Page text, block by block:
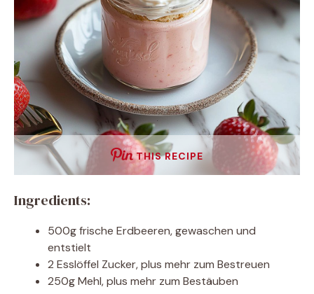
THIS RECIPE
Ingredients:
500g frische Erdbeeren, gewaschen und
entstielt
2 Esslöffel Zucker, plus mehr zum Bestreuen
250g Mehl, plus mehr zum Bestäuben